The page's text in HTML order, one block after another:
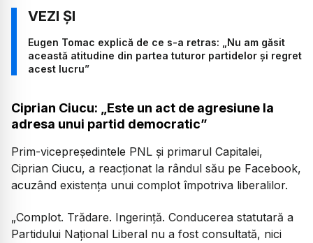
Eugen Tomac explică de ce s-a retras: „Nu am găsit
această atitudine din partea tuturor partidelor și regret
acest lucru”
Ciprian Ciucu: „Este un act de agresiune la
adresa unui partid democratic”
Prim-vicepreședintele PNL și primarul Capitalei,
Ciprian Ciucu, a reacționat la rândul său pe Facebook,
acuzând existența unui complot împotriva liberalilor.
„Complot. Trădare. Ingerință. Conducerea statutară a
Partidului Național Liberal nu a fost consultată, nici